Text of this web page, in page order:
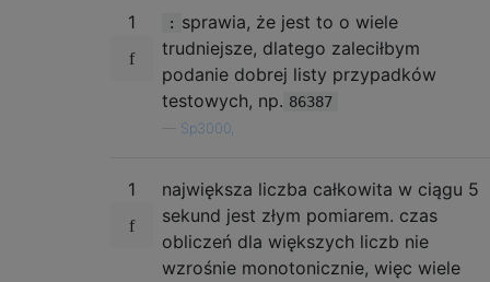
1 : sprawia, że ​​jest to o wiele
trudniejsze, dlatego zaleciłbym
podanie dobrej listy przypadków
testowych, np. 86387
Sp3000,
1
największa liczba całkowita w ciągu 5
sekund jest złym pomiarem. czas
obliczeń dla większych liczb nie
wzrośnie monotonicznie, więc wiele